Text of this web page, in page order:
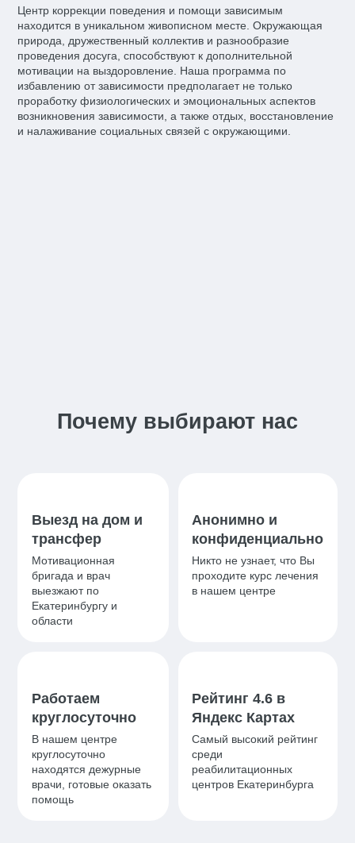
Центр коррекции поведения и помощи зависимым
находится в уникальном живописном месте. Окружающая
природа, дружественный коллектив и разнообразие
проведения досуга, способствуют к дополнительной
мотивации на выздоровление. Наша программа по
избавлению от зависимости предполагает не только
проработку физиологических и эмоциональных аспектов
возникновения зависимости, а также отдых, восстановление
и налаживание социальных связей с окружающими.
Почему выбирают нас
Выезд на дом и
трансфер
Мотивационная
бригада и врач
выезжают по
Екатеринбургу и
области
Анонимно и
конфиденциально
Никто не узнает, что Вы
проходите курс лечения
в нашем центре
Работаем
круглосуточно
В нашем центре
круглосуточно
находятся дежурные
врачи, готовые оказать
помощь
Рейтинг 4.6 в
Яндекс Картах
Самый высокий рейтинг
среди
реабилитационных
центров Екатеринбурга